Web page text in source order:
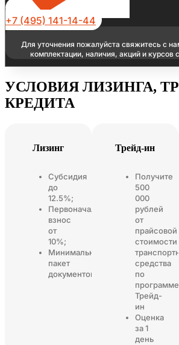
+7 (495) 141-14-44
Для уточнения пожалуйста свяжитесь с
комплектации, наличия, акций и курсов
УСЛОВИЯ ЛИЗИНГА,
КРЕДИТА
Лизинг
Субсидия
до
12.5%;
Первоначальный
взнос
от
10%;
Минимальный
пакет
документов
Трейд-ин
Получите
500
000
рублей
от
прайсовой
стоимости
средства
по
программе
Трейд-
ин
Оценка
за 1
день